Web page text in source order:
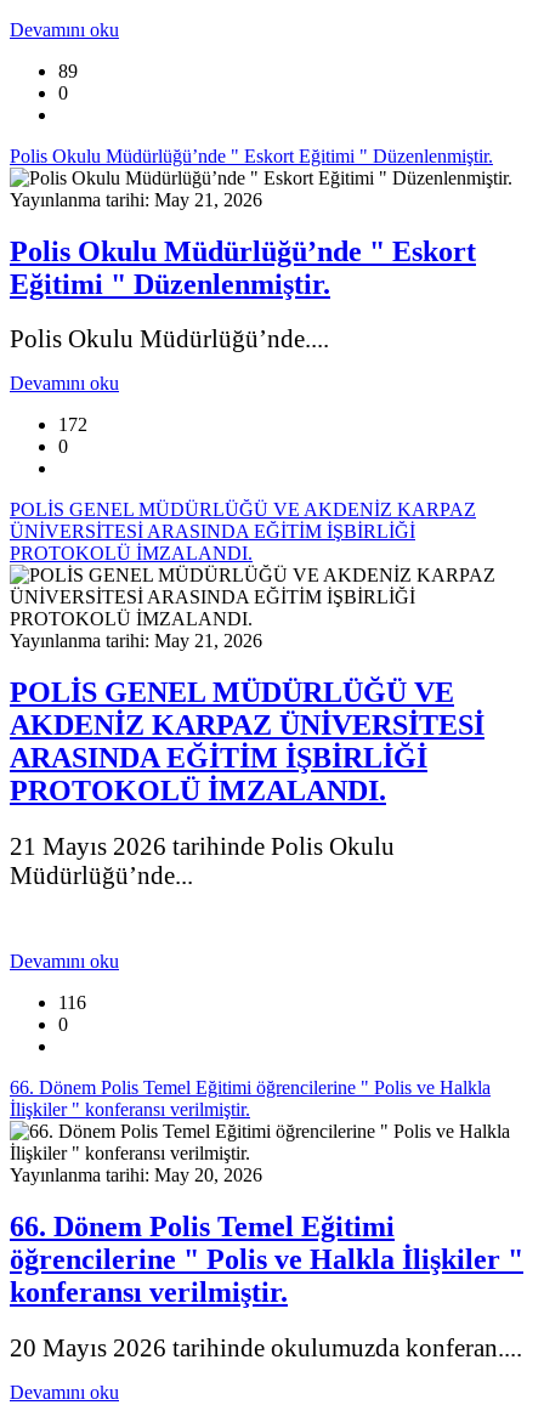
Devamını oku
89
0
Polis Okulu Müdürlüğü’nde " Eskort Eğitimi " Düzenlenmiştir.
Yayınlanma tarihi: May 21, 2026
Polis Okulu Müdürlüğü’nde " Eskort
Eğitimi " Düzenlenmiştir.
Polis Okulu Müdürlüğü’nde....
Devamını oku
172
0
POLİS GENEL MÜDÜRLÜĞÜ VE AKDENİZ KARPAZ
ÜNİVERSİTESİ ARASINDA EĞİTİM İŞBİRLİĞİ
PROTOKOLÜ İMZALANDI.
Yayınlanma tarihi: May 21, 2026
POLİS GENEL MÜDÜRLÜĞÜ VE
AKDENİZ KARPAZ ÜNİVERSİTESİ
ARASINDA EĞİTİM İŞBİRLİĞİ
PROTOKOLÜ İMZALANDI.
21 Mayıs 2026 tarihinde Polis Okulu
Müdürlüğü’nde...
Devamını oku
116
0
66. Dönem Polis Temel Eğitimi öğrencilerine " Polis ve Halkla
İlişkiler " konferansı verilmiştir.
Yayınlanma tarihi: May 20, 2026
66. Dönem Polis Temel Eğitimi
öğrencilerine " Polis ve Halkla İlişkiler "
konferansı verilmiştir.
20 Mayıs 2026 tarihinde okulumuzda konferan....
Devamını oku